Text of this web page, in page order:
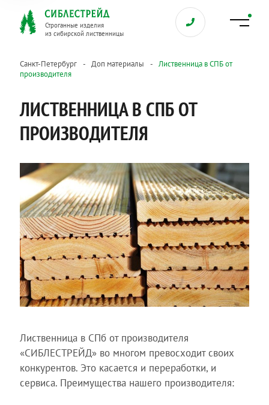
Строганные изделия
из сибирской лиственницы
Санкт-Петербург Доп материалы
Лиственница в СПБ от
производителя
ЛИСТВЕННИЦА В СПБ ОТ
ПРОИЗВОДИТЕЛЯ
Лиственница в СПб от производителя
«СИБЛЕСТРЕЙД» во многом превосходит своих
конкурентов. Это касается и переработки, и
сервиса. Преимущества нашего производителя: